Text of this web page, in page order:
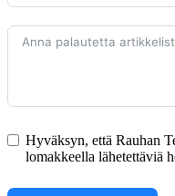
Hyväksyn, että Rauhan
lomakkeella lähetettäviä